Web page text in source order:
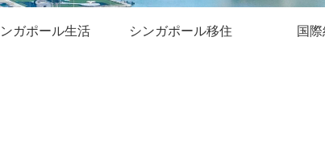
ガポール生活 シンガポール移住 国